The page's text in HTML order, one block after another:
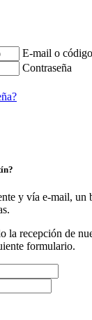
E-mail o
Contraseña
y vía e-mail, un
la recepción de
formulario.